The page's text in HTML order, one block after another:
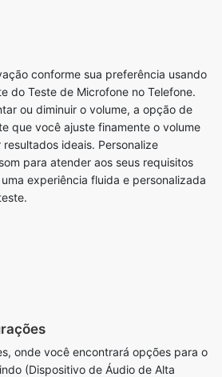
conforme sua preferência usando
do Teste de Microfone no Telefone.
ou diminuir o volume, a opção de
que você ajuste finamente o volume
ideais. Personalize
para atender aos seus requisitos
experiência fluida e personalizada
onde você encontrará opções para o
(Dispositivo de Áudio de Alta